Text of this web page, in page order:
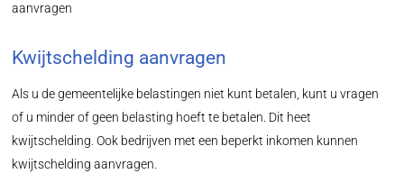
aanvragen
Kwijtschelding aanvragen
Als u de gemeentelijke belastingen niet kunt betalen, kunt u vragen
of u minder of geen belasting hoeft te betalen. Dit heet
kwijtschelding. Ook bedrijven met een beperkt inkomen kunnen
kwijtschelding aanvragen.